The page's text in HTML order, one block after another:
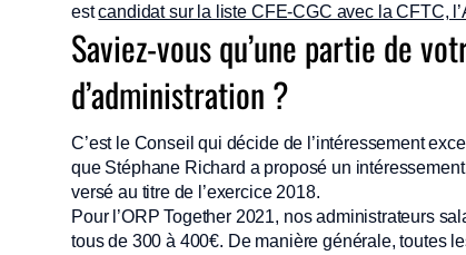
estcandidat sur la liste CFE-CGC avec la CFTC,
Saviez-vous qu’une partie de
d’administration ?
C’est le Conseil qui décide de l’intéressement
que Stéphane Richard a proposé un
versé au titre de l’exercice 2018.
Pour l’ORP Together 2021, nos administrateurs
tous de 300 à 400€. De manière générale, toutes